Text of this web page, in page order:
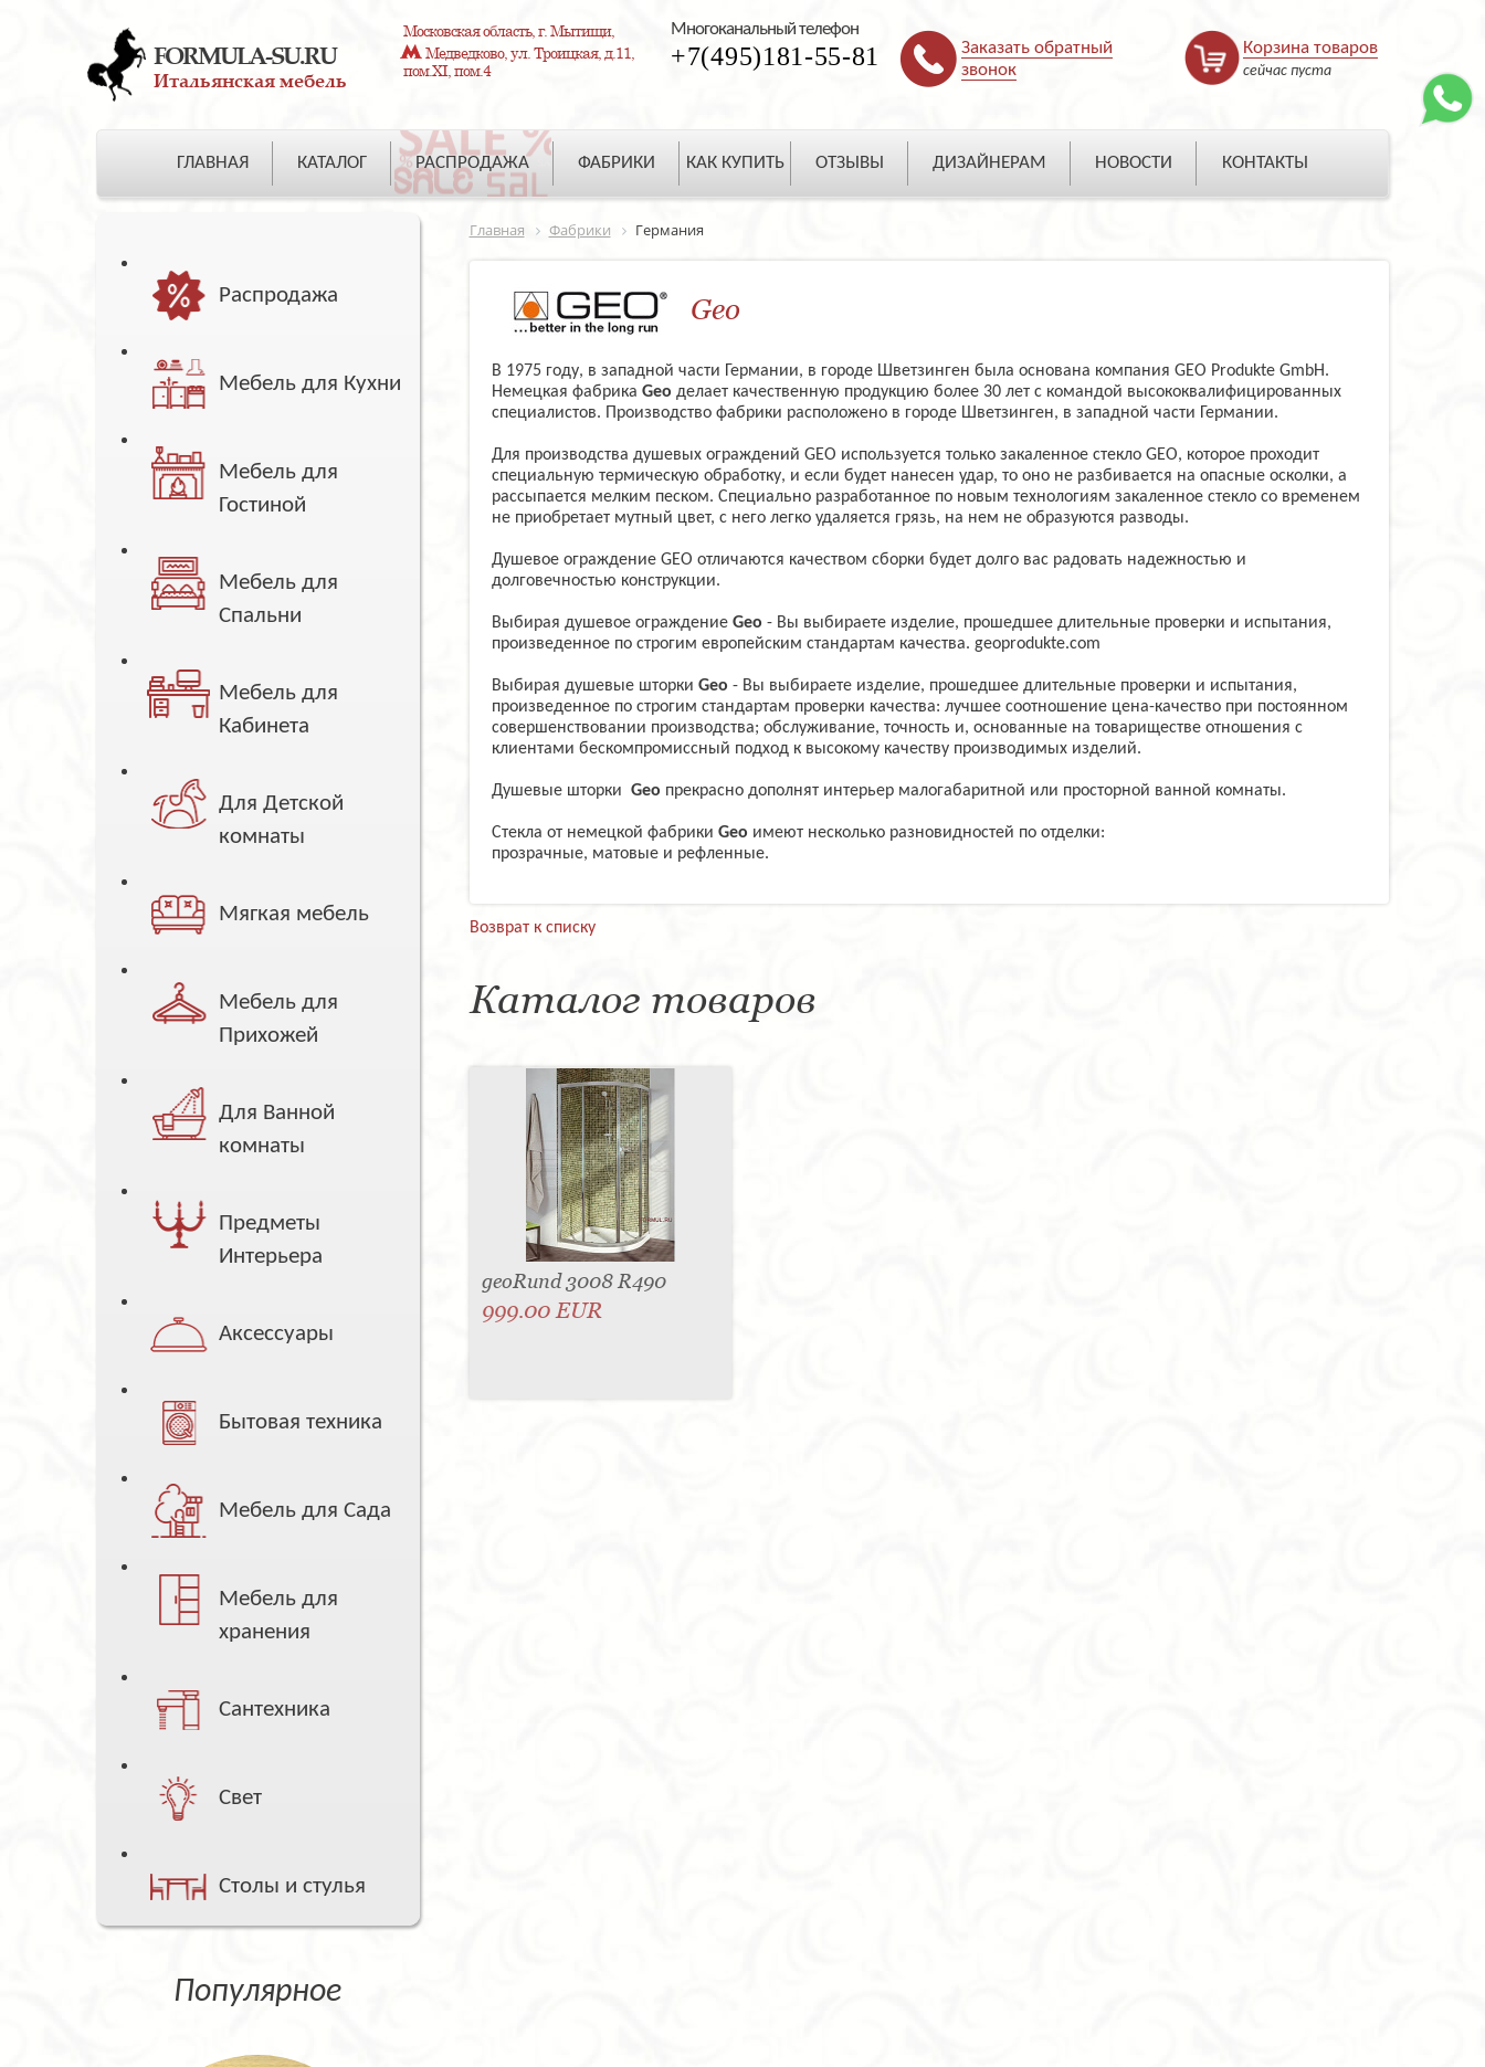
FORMULA-SU.RU
Итальянская мебель
Московская область, г. Мытищи,
Медведково, ул. Троицкая, д.11,
пом.XI, пом.4
Многоканальный телефон
+7(495)181-55-81
Заказать обратный
звонок
Корзина товаров
сейчас пуста
ГЛАВНАЯ КАТАЛОГ РАСПРОДАЖА ФАБРИКИ КАК КУПИТЬ ОТЗЫВЫ ДИЗАЙНЕРАМ НОВОСТИ КОНТАКТЫ
Распродажа
Мебель для Кухни
Мебель для
Гостиной
Мебель для
Спальни
Мебель для
Кабинета
Для Детской
комнаты
Мягкая мебель
Мебель для
Прихожей
Для Ванной
комнаты
Предметы
Интерьера
Аксессуары
Бытовая техника
Мебель для Сада
Мебель для
хранения
Сантехника
Свет
Столы и стулья
Популярное
Главная Фабрики Германия
Geo
В 1975 году, в западной части Германии, в городе Шветзинген была основана компания GEO Produkte GmbH.
Немецкая фабрика Geo делает качественную продукцию более 30 лет с командой высококвалифицированных
специалистов. Производство фабрики расположено в городе Шветзинген, в западной части Германии.
Для производства душевых ограждений GEO используется только закаленное стекло GEO, которое проходит
специальную термическую обработку, и если будет нанесен удар, то оно не разбивается на опасные осколки, а
рассыпается мелким песком. Специально разработанное по новым технологиям закаленное стекло со временем
не приобретает мутный цвет, с него легко удаляется грязь, на нем не образуются разводы.
Душевое ограждение GEO отличаются качеством сборки будет долго вас радовать надежностью и
долговечностью конструкции.
Выбирая душевое ограждение Geo - Вы выбираете изделие, прошедшее длительные проверки и испытания,
произведенное по строгим европейским стандартам качества. geoprodukte.com
Выбирая душевые шторки Geo - Вы выбираете изделие, прошедшее длительные проверки и испытания,
произведенное по строгим стандартам проверки качества: лучшее соотношение цена-качество при постоянном
совершенствовании производства; обслуживание, точность и, основанные на товариществе отношения с
клиентами бескомпромиссный подход к высокому качеству производимых изделий.
Душевые шторки Geo прекрасно дополнят интерьер малогабаритной или просторной ванной комнаты.
Стекла от немецкой фабрики Geo имеют несколько разновидностей по отделки:
прозрачные, матовые и рефленные.
Возврат к списку
Каталог товаров
geoRund 3008 R490
999.00 EUR